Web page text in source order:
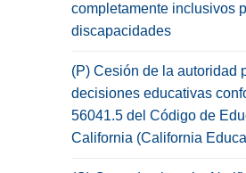
completamente inclusivos
discapacidades
(P) Cesión de la autoridad
decisiones educativas
56041.5 del Código de
California (California